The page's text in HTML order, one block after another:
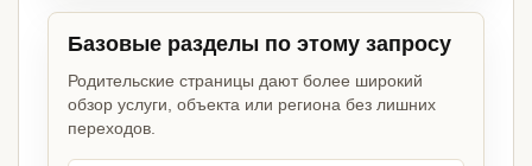
Базовые разделы по этому запросу
Родительские страницы дают более широкий
обзор услуги, объекта или региона без лишних
переходов.